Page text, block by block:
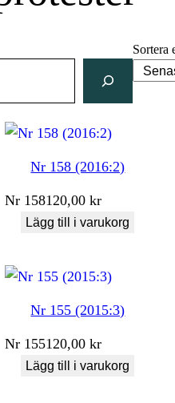
Sortera
Nr 158 (2016:2)
Nr 158120,00kr
Lägg till i varukorg
Nr 155 (2015:3)
Nr 155120,00kr
Lägg till i varukorg